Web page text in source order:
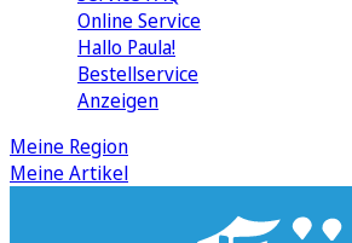
Online Service
Hallo Paula!
Bestellservice
Anzeigen
Meine Region
Meine Artikel